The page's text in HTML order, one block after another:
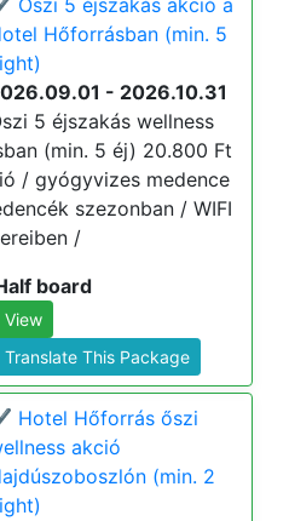
Őszi 5 éjszakás akció a
Hőforrásban (min. 5
- 2026.10.31
5 éjszakás wellness
(min. 5 éj) 20.800 Ft
/ gyógyvizes medence
szezonban / WIFI
/
board
View
Translate This Package
Hotel Hőforrás őszi
akció
(min. 2